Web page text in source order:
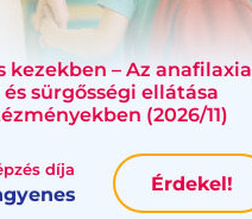
kezekben – Az anafilaxia
sürgősségi ellátása
(2026/11)
díja
Érdekel!